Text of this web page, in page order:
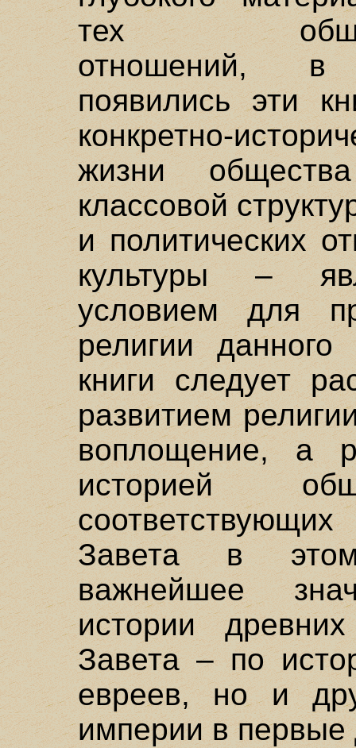
тех
отношений, в
появились эти
конкретно-
жизни
классовой
и политических
культуры –
условием для
религии
книги следует
развитием
воплощение, а
историей
Завета в
важнейшее
истории
Завета – по
евреев, но и
империи в